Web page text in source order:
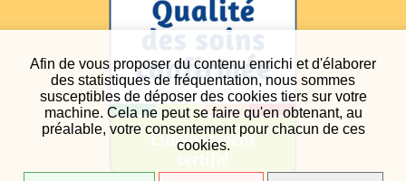
Afin de vous proposer du contenu enrichi et d'élaborer
des statistiques de fréquentation, nous sommes
susceptibles de déposer des cookies tiers sur votre
machine. Cela ne peut se faire qu'en obtenant, au
préalable, votre consentement pour chacun de ces
cookies.